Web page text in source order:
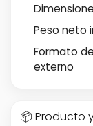
Peso neto
Formato
externo
📦 Producto